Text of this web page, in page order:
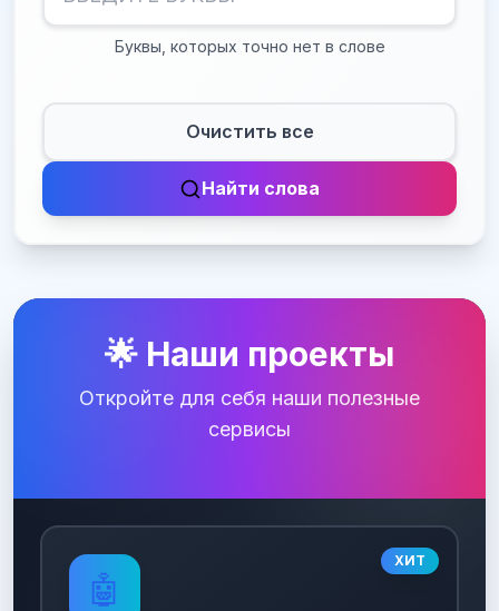
Буквы, которых точно нет в слове
Очистить все
Найти слова
🌟 Наши проекты
Откройте для себя наши полезные
сервисы
ХИТ
🤖